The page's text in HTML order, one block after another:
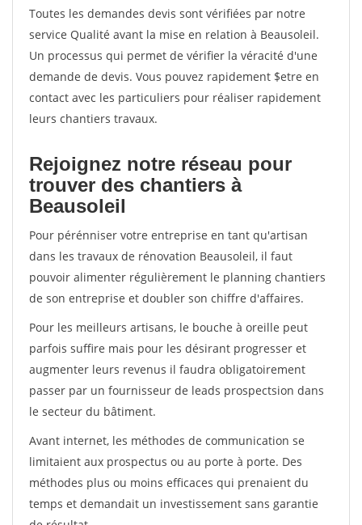
Toutes les demandes devis sont vérifiées par notre
service Qualité avant la mise en relation à Beausoleil.
Un processus qui permet de vérifier la véracité d'une
demande de devis. Vous pouvez rapidement $etre en
contact avec les particuliers pour réaliser rapidement
leurs chantiers travaux.
Rejoignez notre réseau pour
trouver des chantiers à
Beausoleil
Pour pérénniser votre entreprise en tant qu'artisan
dans les travaux de rénovation Beausoleil, il faut
pouvoir alimenter régulièrement le planning chantiers
de son entreprise et doubler son chiffre d'affaires.
Pour les meilleurs artisans, le bouche à oreille peut
parfois suffire mais pour les désirant progresser et
augmenter leurs revenus il faudra obligatoirement
passer par un fournisseur de leads prospectsion dans
le secteur du bâtiment.
Avant internet, les méthodes de communication se
limitaient aux prospectus ou au porte à porte. Des
méthodes plus ou moins efficaces qui prenaient du
temps et demandait un investissement sans garantie